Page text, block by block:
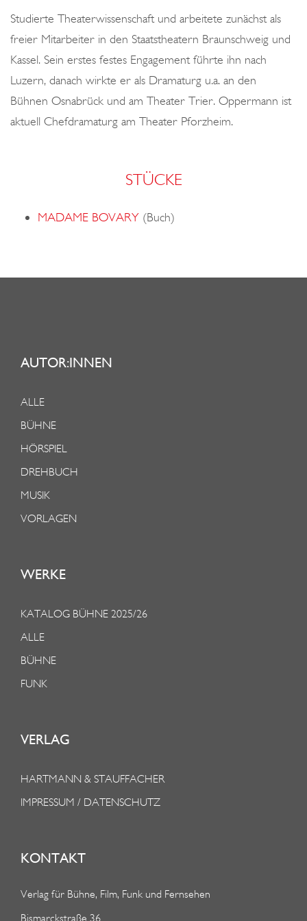
Studierte Theaterwissenschaft und arbeitete zunächst als
freier Mitarbeiter in den Staatstheatern Braunschweig und
Kassel. Sein erstes festes Engagement führte ihn nach
Luzern, danach wirkte er als Dramaturg u.a. an den
Bühnen Osnabrück und am Theater Trier. Oppermann ist
aktuell Chefdramaturg am Theater Pforzheim.
STÜCKE
MADAME BOVARY (Buch)
AUTOR:INNEN
ALLE
BÜHNE
HÖRSPIEL
DREHBUCH
MUSIK
VORLAGEN
WERKE
KATALOG BÜHNE 2025/26
ALLE
BÜHNE
FUNK
VERLAG
HARTMANN & STAUFFACHER
IMPRESSUM / DATENSCHUTZ
KONTAKT
Verlag für Bühne, Film, Funk und Fernsehen
Bismarckstraße 36